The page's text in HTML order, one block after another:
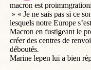
macron est
» « Je ne sais pas si ce
lesquels notre Europe
Macron en fustigeant le
créer des centres de
déboutés.
Marine lepen lui a bien